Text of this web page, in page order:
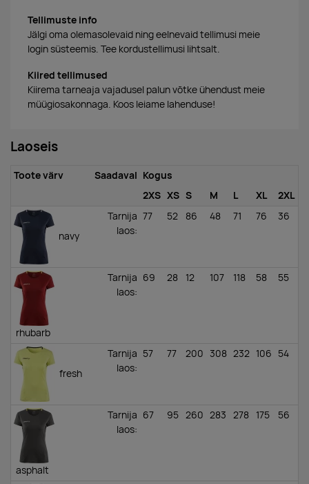
Tellimuste info
Jälgi oma olemasolevaid ning eelnevaid tellimusi meie
login süsteemis. Tee kordustellimusi lihtsalt.
Kiired tellimused
Kiirema tarneaja vajadusel palun võtke ühendust meie
müügiosakonnaga. Koos leiame lahenduse!
Laoseis
Toote värv Saadaval Kogus
2XS XS S M L XL 2XL
navy
Tarnija
laos:
77 52 86 48 71 76 36
rhubarb
Tarnija
laos:
69 28 12 107 118 58 55
fresh
Tarnija
laos:
57 77 200 308 232 106 54
asphalt
Tarnija
laos:
67 95 260 283 278 175 56